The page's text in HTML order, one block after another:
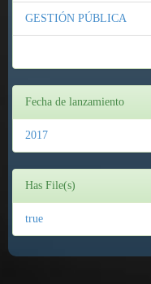
GESTIÓN PÚBLICA
Fecha de lanzamiento
2017
Has File(s)
true